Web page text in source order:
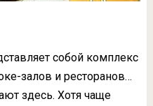
собой комплекс
залов и ресторанов…
здесь. Хотя чаще